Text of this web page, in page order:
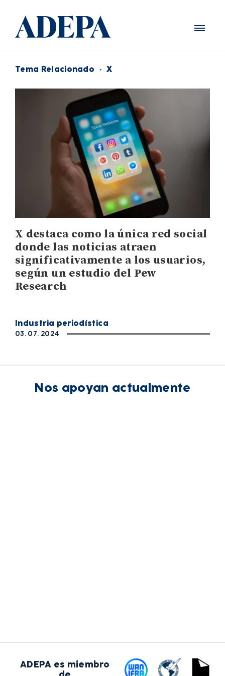
Tema Relacionado · X
X destaca como la única red social
donde las noticias atraen
significativamente a los usuarios,
según un estudio del Pew
Research
Industria periodística
03. 07. 2024
Nos apoyan actualmente
ADEPA es miembro